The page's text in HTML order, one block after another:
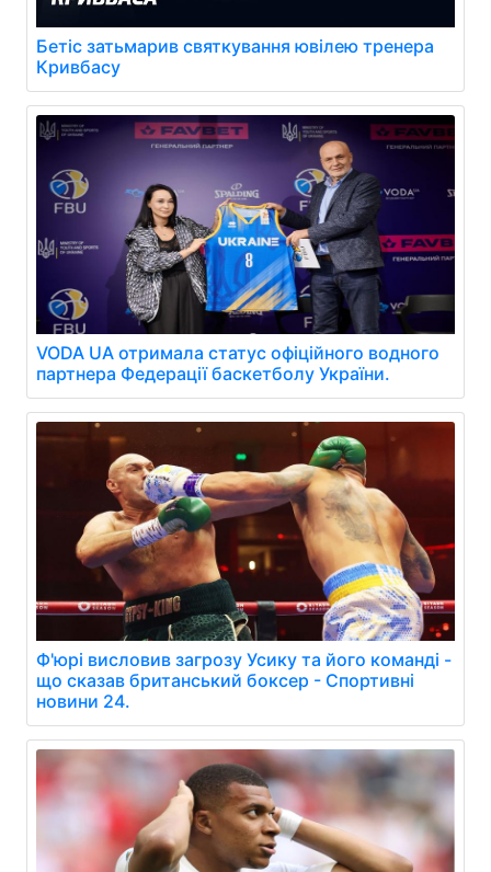
Бетіс затьмарив святкування ювілею тренера
Кривбасу
VODA UA отримала статус офіційного водного
партнера Федерації баскетболу України.
Ф'юрі висловив загрозу Усику та його команді -
що сказав британський боксер - Спортивні
новини 24.